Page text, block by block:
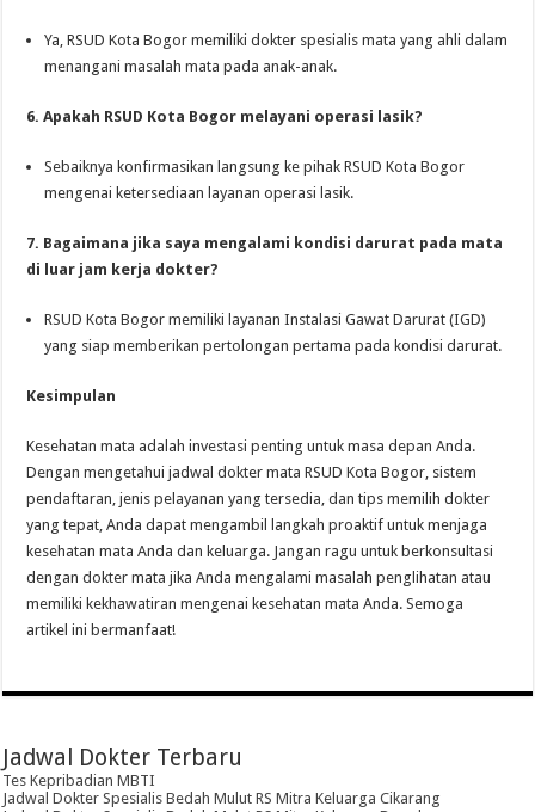
Ya, RSUD Kota Bogor memiliki dokter spesialis mata yang ahli dalam
menangani masalah mata pada anak-anak.
6. Apakah RSUD Kota Bogor melayani operasi lasik?
Sebaiknya konfirmasikan langsung ke pihak RSUD Kota Bogor
mengenai ketersediaan layanan operasi lasik.
7. Bagaimana jika saya mengalami kondisi darurat pada mata
di luar jam kerja dokter?
RSUD Kota Bogor memiliki layanan Instalasi Gawat Darurat (IGD)
yang siap memberikan pertolongan pertama pada kondisi darurat.
Kesimpulan
Kesehatan mata adalah investasi penting untuk masa depan Anda.
Dengan mengetahui jadwal dokter mata RSUD Kota Bogor, sistem
pendaftaran, jenis pelayanan yang tersedia, dan tips memilih dokter
yang tepat, Anda dapat mengambil langkah proaktif untuk menjaga
kesehatan mata Anda dan keluarga. Jangan ragu untuk berkonsultasi
dengan dokter mata jika Anda mengalami masalah penglihatan atau
memiliki kekhawatiran mengenai kesehatan mata Anda. Semoga
artikel ini bermanfaat!
Jadwal Dokter Terbaru
Tes Kepribadian MBTI
Jadwal Dokter Spesialis Bedah Mulut RS Mitra Keluarga Cikarang